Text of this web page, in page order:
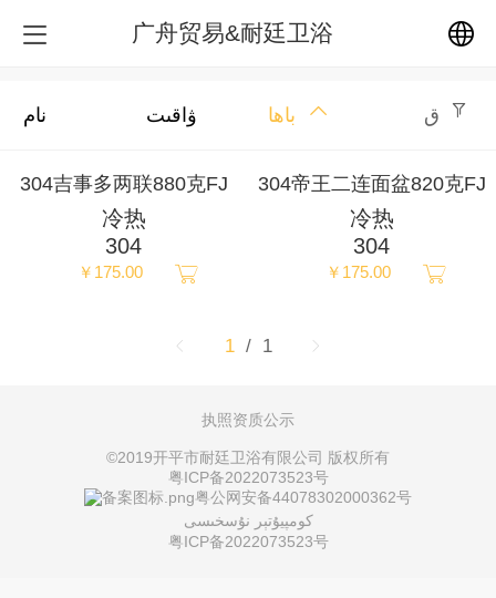
广舟贸易&耐廷卫浴
繁体
日本語
ພາສາລາວ
نام ۋاقىت باھا ق
304吉事多两联880克FJ
冷热
304
￥175.00
304帝王二连面盆820克FJ
冷热
304
￥175.00
1 / 1
执照资质公示
©2019开平市耐廷卫浴有限公司 版权所有
粤ICP备2022073523号
粤公网安备44078302000362号
كومپيۇتېر نۇسخىسى
粤ICP备2022073523号